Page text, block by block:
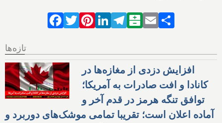
Facebook
TwitterPinterestLinkedIn
Telegram
Balatarin
Email
تازه‌ها
افزایش دزدی از مغازه‌ها در
کانادا و افت صادرات به آمریکا؛
توافق تنگه هرمز در قدم آخر و
آماده اعلان است؛ تقریبا تمامی موشک‌های دوربرد و